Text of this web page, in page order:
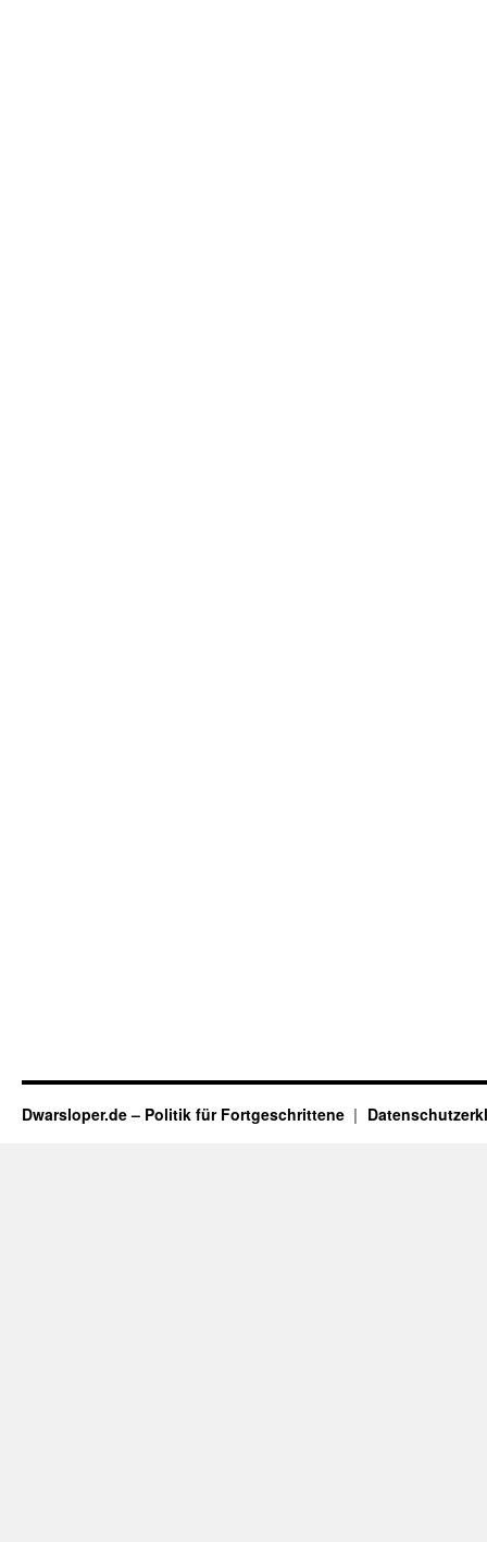
Dwarsloper.de – Politik für Fortgeschrittene